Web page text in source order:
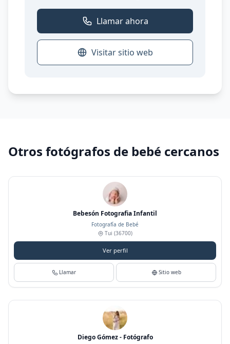
Llamar ahora
Visitar sitio web
Otros fotógrafos de bebé cercanos
Bebesón Fotografia Infantil
Fotografía de Bebé
Tui (36700)
Ver perfil
Llamar Sitio web
Diego Gómez - Fotógrafo